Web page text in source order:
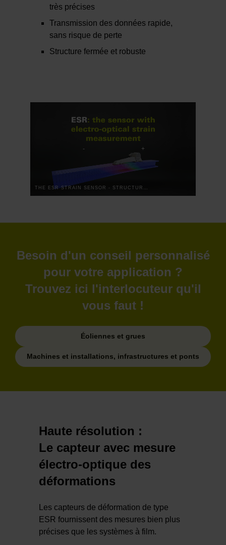
très précises
Transmission des données rapide,
sans risque de perte
Structure fermée et robuste
THE ESR STRAIN SENSOR - STRUCTURAL HEALTH MONITORING: PRECISE DIGITAL SENSOR TECHNOLOGY
Besoin d'un conseil personnalisé
pour votre application ?
Trouvez ici l'interlocuteur qu'il
vous faut !
Éoliennes et grues
Machines et installations, infrastructures et ponts
Haute résolution :
Le capteur avec mesure
électro-optique des
déformations
Les capteurs de déformation de type
ESR fournissent des mesures bien plus
précises que les systèmes à film.